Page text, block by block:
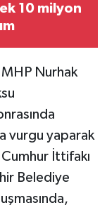
10 milyon
MHP Nurhak
vurgu yaparak
İttifakı
Belediye